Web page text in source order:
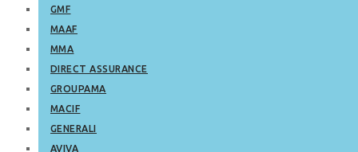
GMF
MAAF
MMA
DIRECT ASSURANCE
GROUPAMA
MACIF
GENERALI
AVIVA